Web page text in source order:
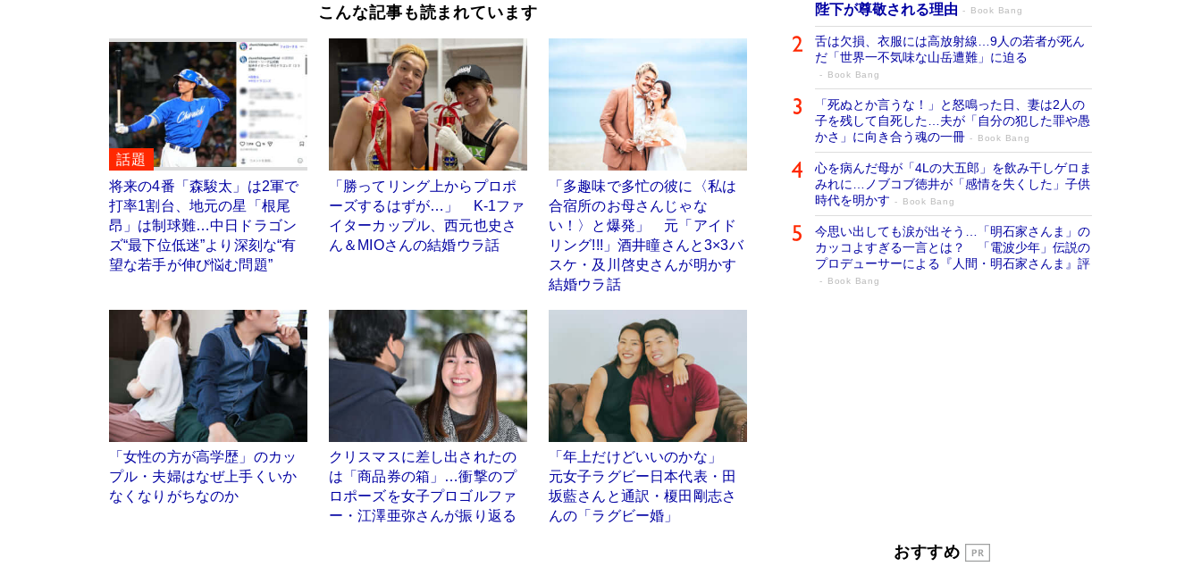
こんな記事も読まれています
話題
将来の4番「森駿太」は2軍で
打率1割台、地元の星「根尾
昂」は制球難…中日ドラゴン
ズ“最下位低迷”より深刻な“有
望な若手が伸び悩む問題”
「勝ってリング上からプロポ
ーズするはずが…」 K-1ファ
イターカップル、西元也史さ
ん＆MIOさんの結婚ウラ話
「多趣味で多忙の彼に〈私は
合宿所のお母さんじゃな
い！〉と爆発」 元「アイド
リング!!!」酒井瞳さんと3×3バ
スケ・及川啓史さんが明かす
結婚ウラ話
「女性の方が高学歴」のカッ
プル・夫婦はなぜ上手くいか
なくなりがちなのか
クリスマスに差し出されたの
は「商品券の箱」…衝撃のプ
ロポーズを女子プロゴルファ
ー・江澤亜弥さんが振り返る
「年上だけどいいのかな」
元女子ラグビー日本代表・田
坂藍さんと通訳・榎田剛志さ
んの「ラグビー婚」
陛下が尊敬される理由
Book Bang
舌は欠損、衣服には高放射線…9人の若者が死ん
だ「世界一不気味な山岳遭難」に迫る
Book Bang
「死ぬとか言うな！」と怒鳴った日、妻は2人の
子を残して自死した…夫が「自分の犯した罪や愚
かさ」に向き合う魂の一冊
Book Bang
心を病んだ母が「4Lの大五郎」を飲み干しゲロま
みれに…ノブコブ徳井が「感情を失くした」子供
時代を明かす
Book Bang
今思い出しても涙が出そう…「明石家さんま」の
カッコよすぎる一言とは？ 「電波少年」伝説の
プロデューサーによる『人間・明石家さんま』評
Book Bang
皇陛下はお元気でおられるか」がサウジ国王の第
おすすめ